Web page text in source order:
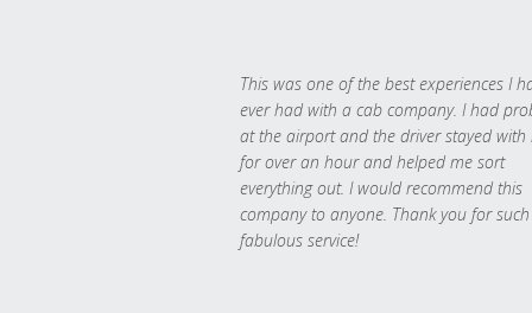
This was one of the best experiences I
ever had with a cab company. I had
at the airport and the driver stayed with
for over an hour and helped me sort
everything out. I would recommend this
company to anyone. Thank you for such
fabulous service!